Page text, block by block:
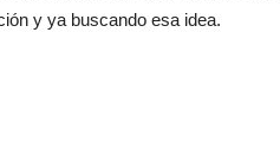
y ya buscando esa idea.